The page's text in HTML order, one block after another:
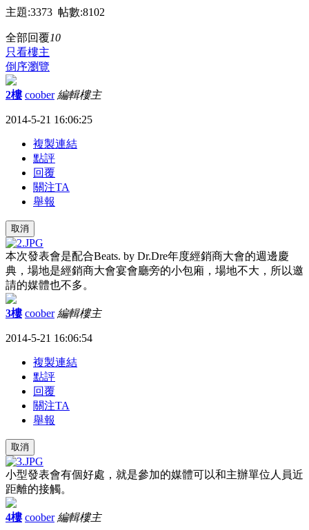
主題:3373 帖數:8102
全部回覆10
只看樓主
倒序瀏覽
2樓 coober 編輯樓主
2014-5-21 16:06:25
複製連結
點評
回覆
關注TA
舉報
取消
本次發表會是配合Beats. by Dr.Dre年度經銷商大會的週邊慶
典，場地是經銷商大會宴會廳旁的小包廂，場地不大，所以邀
請的媒體也不多。
3樓 coober 編輯樓主
2014-5-21 16:06:54
複製連結
點評
回覆
關注TA
舉報
取消
小型發表會有個好處，就是參加的媒體可以和主辦單位人員近
距離的接觸。
4樓 coober 編輯樓主